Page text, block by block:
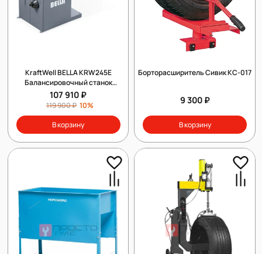
KraftWell BELLA KRW245E
Балансировочный станок
автомат TOUCH SCREEN 7", лазер
107 910 ₽
119 900 ₽ 10%
В корзину
Борторасширитель Сивик КС-017
9 300 ₽
В корзину